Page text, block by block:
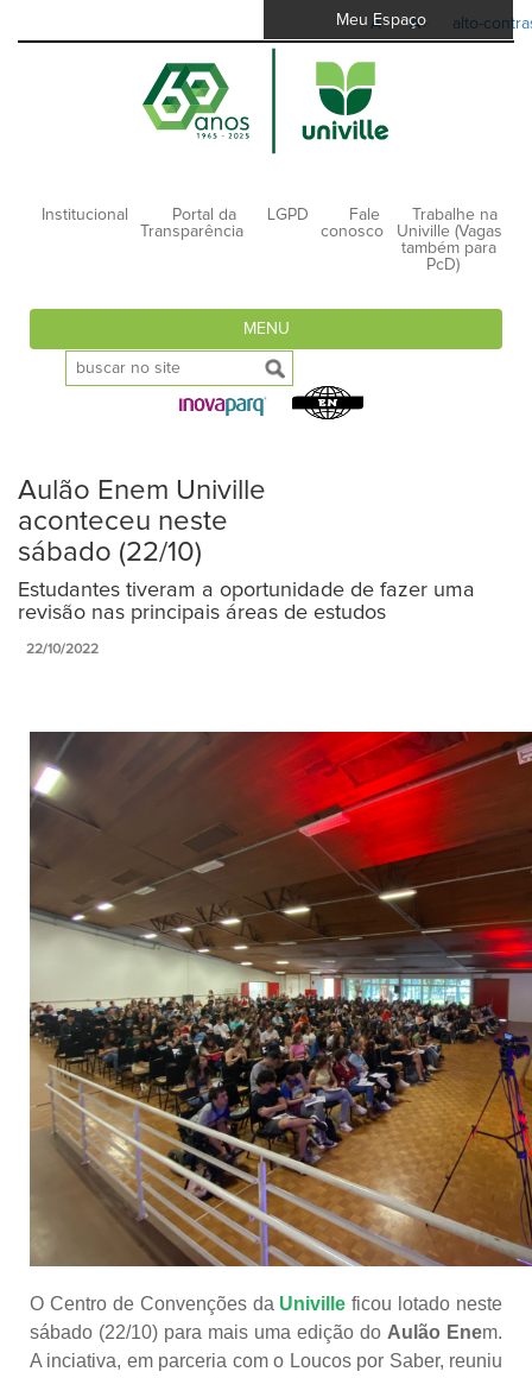
A- A+ alto-
Meu Espaço
Institucional
Portal da
Transparência
LGPD
Fale
conosco
Trabalhe na
Univille (Vagas
também para
PcD)
MENU
Aulão Enem Univille
aconteceu neste
sábado (22/10)
Estudantes tiveram a oportunidade de fazer uma
revisão nas principais áreas de estudos
22/10/2022
O Centro de Convenções da Univille ficou lotado neste
sábado (22/10) para mais uma edição do Aulão Enem.
A inciativa, em parceria com o Loucos por Saber, reuniu